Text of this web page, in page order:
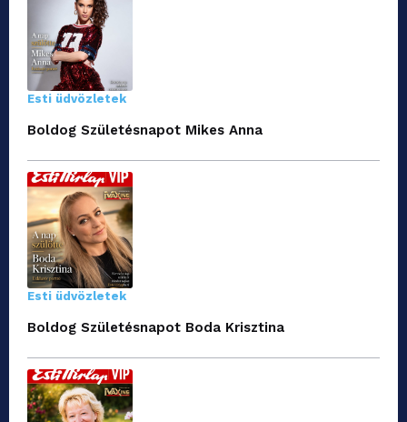
Esti üdvözletek
Boldog Születésnapot Mikes Anna
Esti üdvözletek
Boldog Születésnapot Boda Krisztina